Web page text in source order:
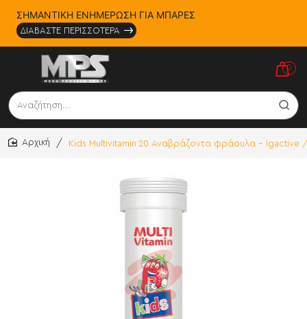
ΣΗΜΑΝΤΙΚΗ ΕΝΗΜΕΡΩΣΗ ΓΙΑ ΜΠΑΡΕΣ
ΔΙΑΒΑΣΤΕ ΠΕΡΙΣΣΟΤΕΡΑ
0
Αναζήτηση...
Kids Multivitamin 20 Αναβράζοντα φράουλα - Igactive /